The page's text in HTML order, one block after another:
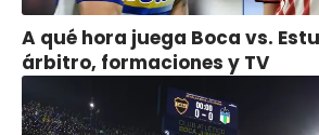
A qué hora juega Boca vs.
árbitro, formaciones y TV